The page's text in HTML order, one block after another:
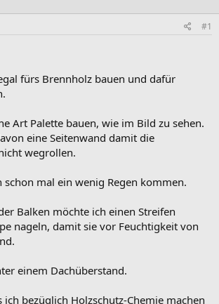
w
#1
fürs Brennholz bauen und dafür
Art Palette bauen, wie im Bild zu sehen.
eine Seitenwand damit die
wegrollen.
schon mal ein wenig Regen kommen.
Balken möchte ich einen Streifen
nageln, damit sie vor Feuchtigkeit von
einem Dachüberstand.
ich bezüglich Holzschutz-Chemie machen